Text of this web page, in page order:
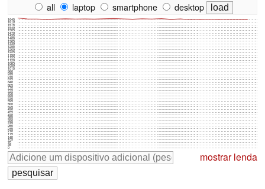
all
laptop smartphone desktop
0
35
70
105
140
175
210
245
280
315
350
385
420
455
490
525
560
595
630
665
700
735
770
805
840
875
910
945
980
1015
1050
1085
1120
1155
1190
1225
1260
1295
1330
1365
1400
1435
1470
1505
1540
1575
1610
1645
mostrar lenda